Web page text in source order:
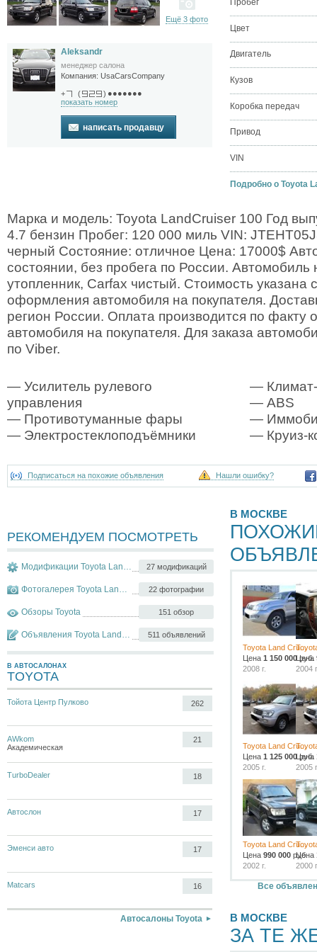
Ещё 3 фото
Aleksandr
менеджер салона
Компания: UsaCarsCompany
+ ( ) ●●●●●●●
показать номер
написать продавцу
Пробег
Цвет
Двигатель
Кузов
Коробка передач
Привод
VIN
Подробно о Toyota
Марка и модель: Toyota LandCruiser 100 Год
4.7 бензин Пробег: 120 000 миль VIN:
черный Состояние: отличное Цена: 17000$
состоянии, без пробега по России. Автомобиль
утопленник, Carfax чистый. Стоимость указана
оформления автомобиля на покупателя.
регион России. Оплата производится по факту
автомобиля на покупателя. Для заказа
по Viber.
— Усилитель рулевого
управления
— Противотуманные фары
— Электростеклоподъёмники
— Климат-
— ABS
—
— Круиз-
Подписаться на похожие объявления Нашли ошибку?
РЕКОМЕНДУЕМ ПОСМОТРЕТЬ
27 модификаций
Модификации Toyota Land Cruiser
22 фотографии
Фотогалерея Toyota Land Cruiser
151 обзор
Обзоры Toyota
511 объявлений
Объявления Toyota Land Cruiser
В АВТОСАЛОНАХ
TOYOTA
Тойота Центр Пулково 262
AWkom
Академическая
21
TurboDealer 18
Автослон 17
Эменси авто 17
Matcars 16
Автосалоны Toyota
В МОСКВЕ
Toyota Land Cru...
Цена 1 150 000 руб.
2008 г.
Цена
2004
Toyota Land Cru...
Цена 1 125 000 руб.
2005 г.
Цена
2005
Toyota Land Cru...
Цена 990 000 руб.
2002 г.
Цена
2000
Все
В МОСКВЕ
ЗА ТЕ